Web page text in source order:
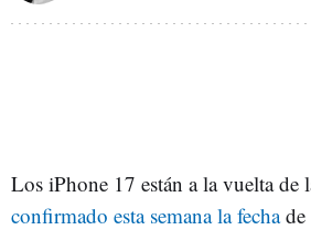
Los iPhone 17 están a la vuelta de
confirmado esta semana la fechade